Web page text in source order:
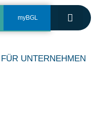
myBGL
FÜR UNTERNEHMEN